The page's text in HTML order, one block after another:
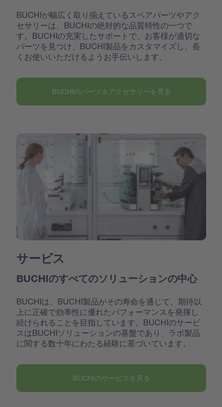
BUCHIが幅広く取り揃えているスペアパーツやアク
セサリーは、BUCHIの絶対的な品質特性の一つで
す。BUCHIの充実したサポートで、お客様が適切な
パーツを見つけ、BUCHI製品をカスタマイズし、長
くお使いいただけるようお手伝いします。
BUCHIのパーツ＆アクセサリーを見る
サービス
BUCHIのすべてのソリューションの中心
BUCHIは、BUCHI製品がその寿命を通じて、期待以
上に正確で効率性に優れたパフォーマンスを発揮し
続けられることを目指しています。BUCHIのサービ
スはBUCHIソリューションの基盤であり、ラボ製品
に関する数十年にわたる経験に基づいています。
BUCHIのサービスを見る